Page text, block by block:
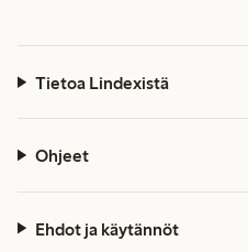
Tietoa Lindexistä
Ohjeet
Ehdot ja käytännöt